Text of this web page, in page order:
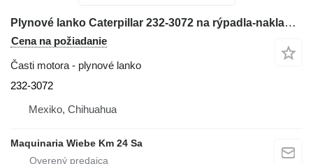
Plynové lanko Caterpillar 232-3072 na rýpadla-nakladača Caterpillar 416E
Cena na požiadanie
Časti motora - plynové lanko
232-3072
Mexiko, Chihuahua
Maquinaria Wiebe Km 24 Sa